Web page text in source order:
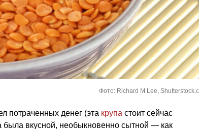
Фото: Richard M Lee,
потраченных денег (эта крупа стоит сейчас
вкусной, необыкновенно сытной — как